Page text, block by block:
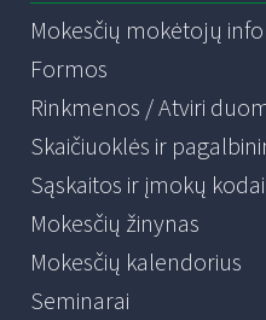
Mokesčių mokėtojų
Formos
Rinkmenos / Atviri
Skaičiuoklės ir
Sąskaitos ir įmokų kodai
Mokesčių žinynas
Mokesčių kalendorius
Seminarai